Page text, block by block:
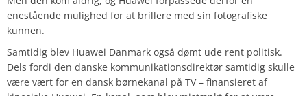
enestående mulighed for at brillere med sin fotografiske
kunnen.
Samtidig blev Huawei Danmark også dømt ude rent politisk.
Dels fordi den danske kommunikationsdirektør samtidig skulle
være vært for en dansk børnekanal på TV – finansieret af